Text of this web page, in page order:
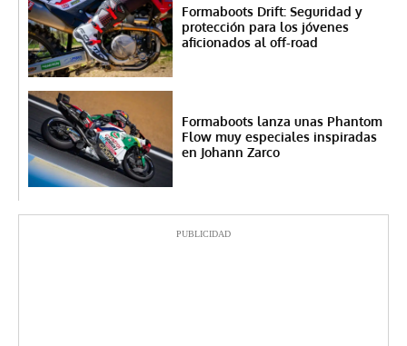
Formaboots Drift: Seguridad y
protección para los jóvenes
aficionados al off-road
Formaboots lanza unas Phantom
Flow muy especiales inspiradas
en Johann Zarco
PUBLICIDAD